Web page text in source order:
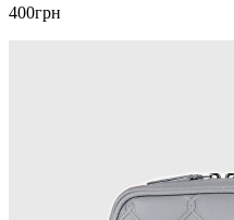
400грн